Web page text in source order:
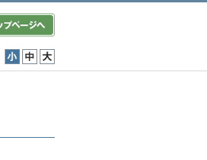
小 中 大